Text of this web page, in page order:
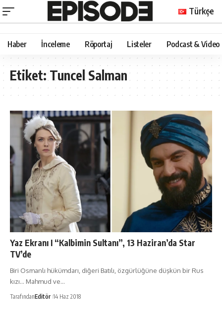
Türkçe
Haber İnceleme Röportaj Listeler Podcast & Video
Etiket:Tuncel Salman
Yaz Ekranı I “Kalbimin Sultanı”, 13 Haziran’da Star
TV’de
Biri Osmanlı hükümdarı, diğeri Batılı, özgürlüğüne düşkün bir Rus
kızı... Mahmud ve…
TarafındanEditör 14 Haz 2018